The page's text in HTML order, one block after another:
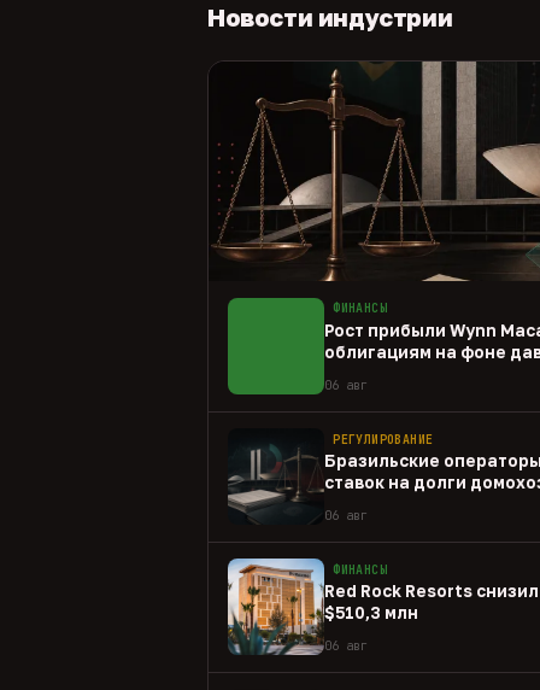
Новости индустрии
ФИНАНСЫ
Рост прибыли Wynn
облигациям на фоне
06 авг
РЕГУЛИРОВАНИЕ
Бразильские
ставок на долги
06 авг
ФИНАНСЫ
Red Rock Resorts
$510,3 млн
06 авг